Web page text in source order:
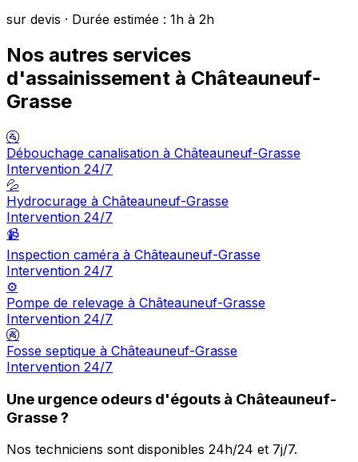
sur devis · Durée estimée : 1h à 2h
Nos autres services
d'assainissement à Châteauneuf-
Grasse
🚰
Débouchage canalisation à Châteauneuf-Grasse
Intervention 24/7
💦
Hydrocurage à Châteauneuf-Grasse
Intervention 24/7
📹
Inspection caméra à Châteauneuf-Grasse
Intervention 24/7
⚙️
Pompe de relevage à Châteauneuf-Grasse
Intervention 24/7
🚱
Fosse septique à Châteauneuf-Grasse
Intervention 24/7
Une urgence odeurs d'égouts à Châteauneuf-
Grasse ?
Nos techniciens sont disponibles 24h/24 et 7j/7.